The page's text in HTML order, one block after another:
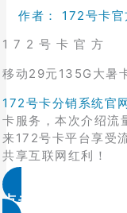
作者： 172号卡官
1 7 2 号 卡 官 方
移动29元135G大暑
172号卡分销系统官
卡服务，本次介绍流
来172号卡平台享受
共享互联网红利！
点击免费领取